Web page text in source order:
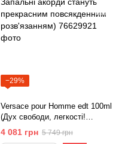
−29%
Versace pour Homme edt 100ml
(Дух свободи, легкості!
Запальні акорди стануть
прекрасним повсякденним
4 081 грн 5 749 грн